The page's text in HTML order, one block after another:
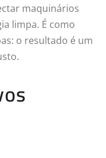
maquinários
limpa. É como
o resultado é um